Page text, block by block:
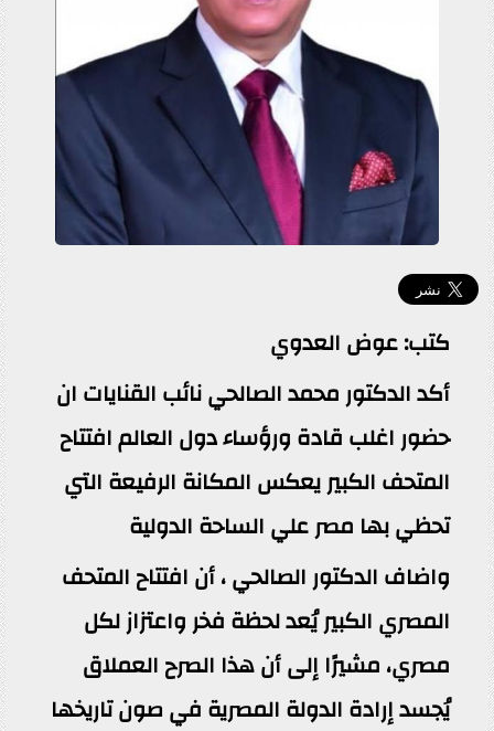
كتب: عوض العدوي
أكد الدكتور محمد الصالحي نائب القنايات ان
حضور اغلب قادة ورؤساء دول العالم افتتاح
المتحف الكبير يعكس المكانة الرفيعة التي
تحظي بها مصر علي الساحة الدولية
واضاف الدكتور الصالحي ، أن افتتاح المتحف
المصري الكبير يُعد لحظة ‏فخر واعتزاز لكل
مصري، مشيرًا إلى أن هذا الصرح العملاق
يُجسد إرادة الدولة المصرية في صون تاريخها